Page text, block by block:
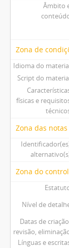
Âmbito
Zona de
Idioma do
Script do
físicas e
Zona das notas
Zona do
Nível de
Datas de criação,
revisão,
Línguas e